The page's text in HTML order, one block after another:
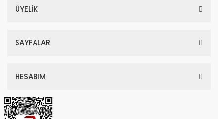
ÜYELİK
SAYFALAR
HESABIM